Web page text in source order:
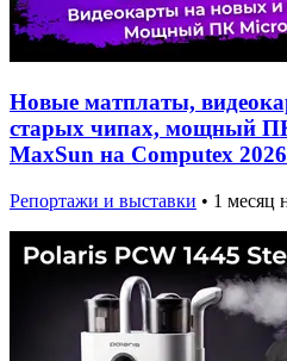
Новые матплаты,
старых чипах, мощный
MaxSun на Computex 2026
Репортажи и выставки • 1 месяц